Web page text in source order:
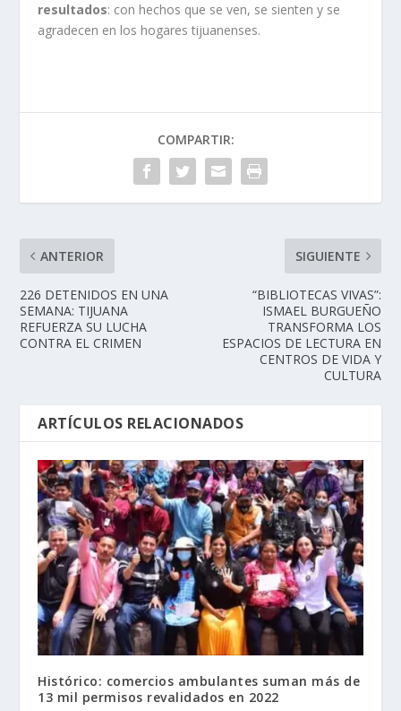
resultados: con hechos que se ven, se sienten y se
agradecen en los hogares tijuanenses.
COMPARTIR:
ANTERIOR
226 DETENIDOS EN UNA
SEMANA: TIJUANA
REFUERZA SU LUCHA
CONTRA EL CRIMEN
SIGUIENTE
“BIBLIOTECAS VIVAS”:
ISMAEL BURGUEÑO
TRANSFORMA LOS
ESPACIOS DE LECTURA EN
CENTROS DE VIDA Y
CULTURA
ARTÍCULOS RELACIONADOS
Histórico: comercios ambulantes suman más de
13 mil permisos revalidados en 2022